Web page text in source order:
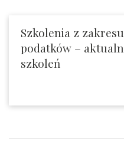
Szkolenia z zakresu
podatków –
szkoleń